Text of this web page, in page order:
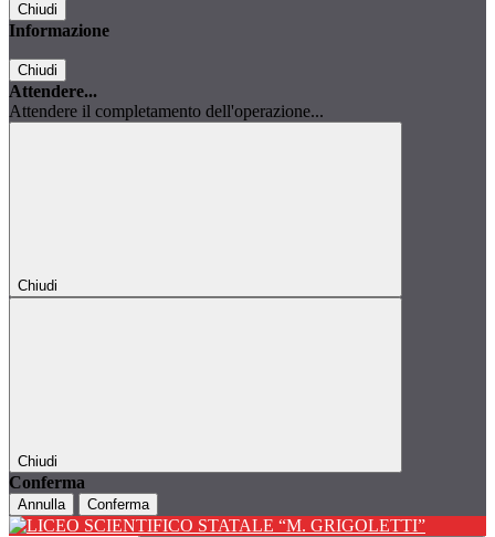
Chiudi
Informazione
Chiudi
Attendere...
Attendere il completamento dell'operazione...
Chiudi
Chiudi
Conferma
Annulla Conferma